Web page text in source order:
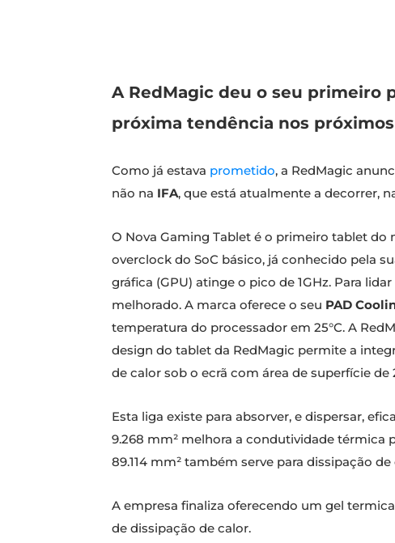
A RedMagic deu o seu primeiro
próxima tendência nos
Como já estava prometido, a RedMagic
não na IFA, que está atualmente a decorrer,
O Nova Gaming Tablet é o primeiro tablet do
overclock do SoC básico, já conhecido pela
gráfica (GPU) atinge o pico de 1GHz. Para
melhorado. A marca oferece o seu PAD
temperatura do processador em 25°C. A
design do tablet da RedMagic permite a
de calor sob o ecrã com área de superfície de
Esta liga existe para absorver, e dispersar,
9.268 mm² melhora a condutividade térmica
89.114 mm² também serve para dissipação
A empresa finaliza oferecendo um gel
de dissipação de calor.